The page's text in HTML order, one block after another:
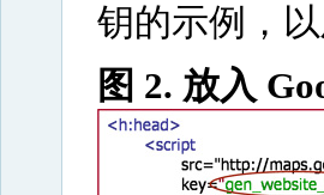
钥的示例，
图 2. 放入